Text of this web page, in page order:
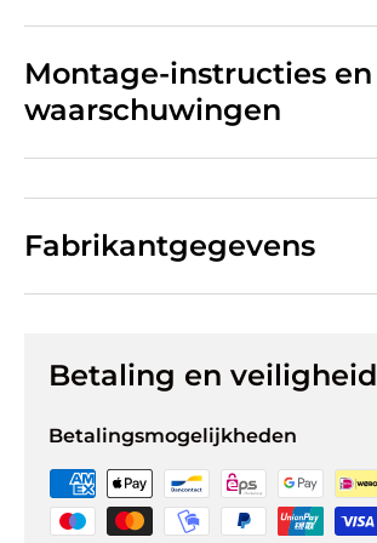
Montage-instructies en
waarschuwingen
Fabrikantgegevens
Betaling en veiligheid
Betalingsmogelijkheden